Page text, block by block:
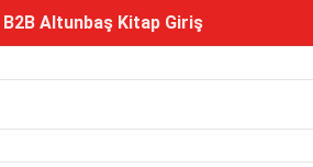
B2B Altunbaş Kitap Giriş